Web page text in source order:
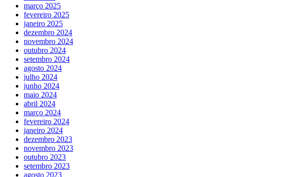
março 2025
fevereiro 2025
janeiro 2025
dezembro 2024
novembro 2024
outubro 2024
setembro 2024
agosto 2024
julho 2024
junho 2024
maio 2024
abril 2024
março 2024
fevereiro 2024
janeiro 2024
dezembro 2023
novembro 2023
outubro 2023
setembro 2023
agosto 2023